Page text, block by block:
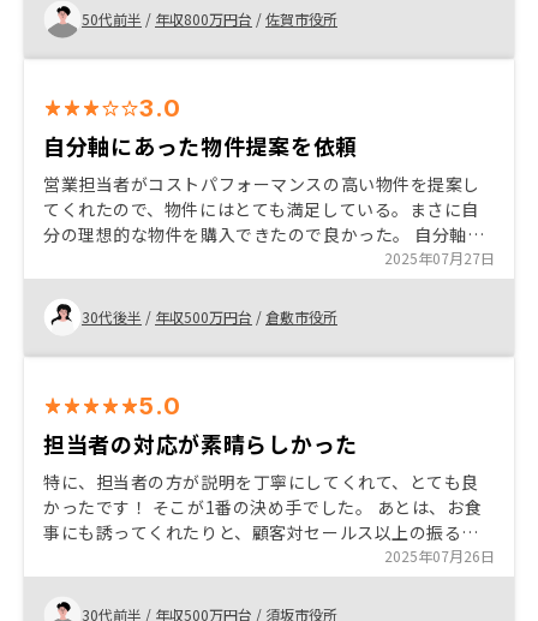
50代前半 / 年収800万円台 /佐賀市役所
3.0
自分軸にあった物件提案を依頼
営業担当者がコストパフォーマンスの高い物件を提案し
てくれたので、物件にはとても満足している。まさに自
分の理想的な物件を購入できたので良かった。 自分軸み
たいなもの（購入価格）をしっかり持ったうえで営業担
当に提案してもらい、希望どおりの物件を購入できたこ
とが満足度アップに繋がった。 購入までの手続きが大変
だった。
2025年07月27日
30代後半 / 年収500万円台 /倉敷市役所
5.0
担当者の対応が素晴らしかった
特に、担当者の方が説明を丁寧にしてくれて、とても良
かったです！ そこが1番の決め手でした。 あとは、お食
事にも誘ってくれたりと、顧客対セールス以上の振る舞
いもしてくれて、大変満足しています。 現在も、気にな
る情報があれば逐一発信してくれるので、助かっていま
す。
2025年07月26日
30代前半 / 年収500万円台 / 須坂市役所